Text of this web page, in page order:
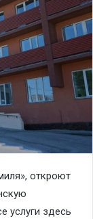
откроют
услуги здесь